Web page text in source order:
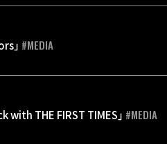
」 #MEDIA
with THE FIRST TIMES」 #MEDIA